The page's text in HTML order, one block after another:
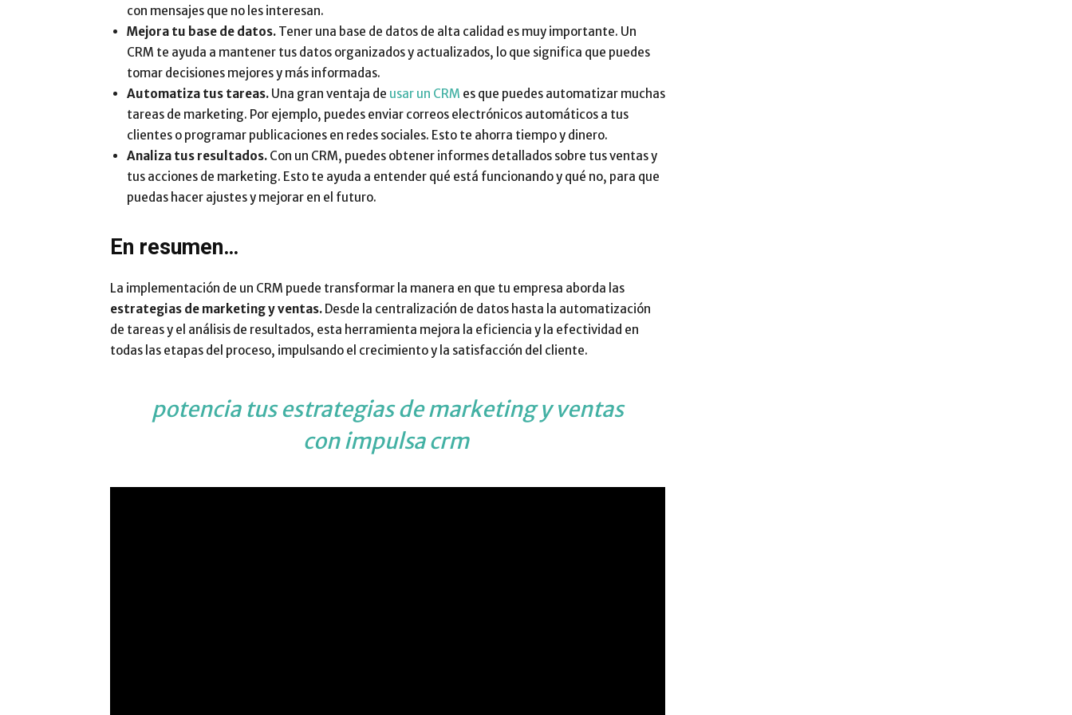
con mensajes que no les interesan.
Mejora tu base de datos. Tener una base de datos de alta calidad es muy importante. Un
CRM te ayuda a mantener tus datos organizados y actualizados, lo que significa que puedes
tomar decisiones mejores y más informadas.
Automatiza tus tareas. Una gran ventaja de usar un CRM es que puedes automatizar muchas
tareas de marketing. Por ejemplo, puedes enviar correos electrónicos automáticos a tus
clientes o programar publicaciones en redes sociales. Esto te ahorra tiempo y dinero.
Analiza tus resultados. Con un CRM, puedes obtener informes detallados sobre tus ventas y
tus acciones de marketing. Esto te ayuda a entender qué está funcionando y qué no, para que
puedas hacer ajustes y mejorar en el futuro.
En resumen…
La implementación de un CRM puede transformar la manera en que tu empresa aborda las
estrategias de marketing y ventas. Desde la centralización de datos hasta la automatización
de tareas y el análisis de resultados, esta herramienta mejora la eficiencia y la efectividad en
todas las etapas del proceso, impulsando el crecimiento y la satisfacción del cliente.
potencia tus estrategias de marketing y ventas
con impulsa crm